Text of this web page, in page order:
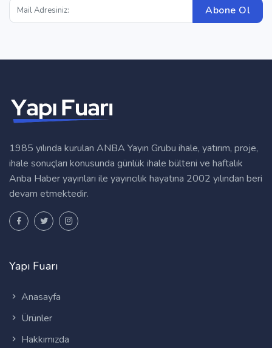
Abone Ol
1985 yılında kurulan ANBA Yayın Grubu ihale, yatırım, proje,
ihale sonuçları konusunda günlük ihale bülteni ve haftalık
Anba Haber yayınları ile yayıncılık hayatına 2002 yılından beri
devam etmektedir.
Yapı Fuarı
Anasayfa
Ürünler
Hakkımızda